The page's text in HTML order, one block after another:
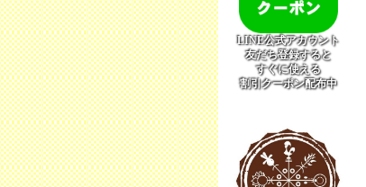
LINE公式アカウント
友だち登録すると
すぐに使える
割引クーポン配布中